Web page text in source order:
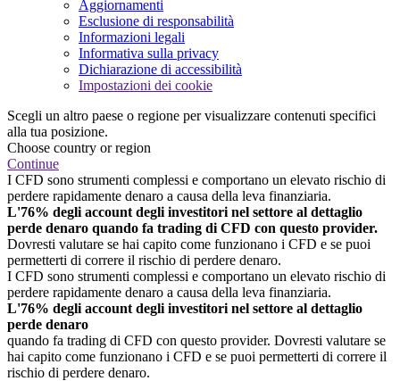
Aggiornamenti
Esclusione di responsabilità
Informazioni legali
Informativa sulla privacy
Dichiarazione di accessibilità
Impostazioni dei cookie
Scegli un altro paese o regione per visualizzare contenuti specifici
alla tua posizione.
Choose country or region
Continue
I CFD sono strumenti complessi e comportano un elevato rischio di
perdere rapidamente denaro a causa della leva finanziaria.
L'76% degli account degli investitori nel settore al dettaglio
perde denaro quando fa trading di CFD con questo provider.
Dovresti valutare se hai capito come funzionano i CFD e se puoi
permetterti di correre il rischio di perdere denaro.
I CFD sono strumenti complessi e comportano un elevato rischio di
perdere rapidamente denaro a causa della leva finanziaria.
L'76% degli account degli investitori nel settore al dettaglio
perde denaro
quando fa trading di CFD con questo provider. Dovresti valutare se
hai capito come funzionano i CFD e se puoi permetterti di correre il
rischio di perdere denaro.